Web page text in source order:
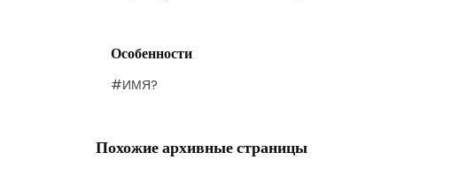
Особенности
#ИМЯ?
Похожие архивные страницы